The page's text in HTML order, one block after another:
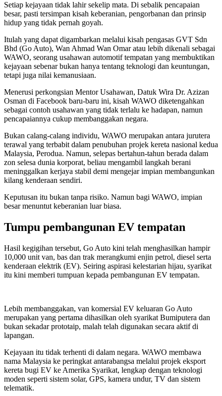
Setiap kejayaan tidak lahir sekelip mata. Di sebalik pencapaian
besar, pasti tersimpan kisah keberanian, pengorbanan dan prinsip
hidup yang tidak pernah goyah.
Itulah yang dapat digambarkan melalui kisah pengasas GVT Sdn
Bhd (Go Auto), Wan Ahmad Wan Omar atau lebih dikenali sebagai
WAWO, seorang usahawan automotif tempatan yang membuktikan
kejayaan sebenar bukan hanya tentang teknologi dan keuntungan,
tetapi juga nilai kemanusiaan.
Menerusi perkongsian Mentor Usahawan, Datuk Wira Dr. Azizan
Osman di Facebook baru-baru ini, kisah WAWO diketengahkan
sebagai contoh usahawan yang tidak terlalu ke hadapan, namun
pencapaiannya cukup membanggakan negara.
Bukan calang-calang individu, WAWO merupakan antara jurutera
terawal yang terbabit dalam penubuhan projek kereta nasional kedua
Malaysia, Perodua. Namun, selepas bertahun-tahun berada dalam
zon selesa dunia korporat, beliau mengambil langkah berani
meninggalkan kerjaya stabil demi mengejar impian membangunkan
kilang kenderaan sendiri.
Keputusan itu bukan tanpa risiko. Namun bagi WAWO, impian
besar menuntut keberanian luar biasa.
Tumpu pembangunan EV tempatan
Hasil kegigihan tersebut, Go Auto kini telah menghasilkan hampir
10,000 unit van, bas dan trak merangkumi enjin petrol, diesel serta
kenderaan elektrik (EV). Seiring aspirasi kelestarian hijau, syarikat
itu kini memberi tumpuan kepada pembangunan EV tempatan.
Lebih membanggakan, van komersial EV keluaran Go Auto
merupakan yang pertama dihasilkan oleh syarikat Bumiputera dan
bukan sekadar prototaip, malah telah digunakan secara aktif di
lapangan.
Kejayaan itu tidak terhenti di dalam negara. WAWO membawa
nama Malaysia ke peringkat antarabangsa melalui projek eksport
kereta bugi EV ke Amerika Syarikat, lengkap dengan teknologi
moden seperti sistem solar, GPS, kamera undur, TV dan sistem
telematik.